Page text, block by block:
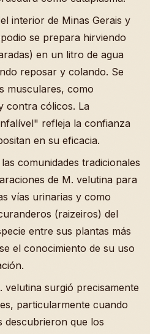
interior de Minas Gerais y
se prepara hirviendo
en un litro de agua
reposar y colando. Se
musculares, como
contra cólicos. La
refleja la confianza
en su eficacia.
comunidades tradicionales
de M. velutina para
vías urinarias y como
(raizeiros) del
entre sus plantas más
el conocimiento de su uso
velutina surgió precisamente
particularmente cuando
descubrieron que los